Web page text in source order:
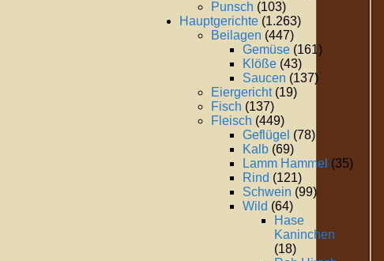
Punsch (103)
Hauptgerichte (1.263)
Beilagen (447)
Gemüse (161)
Klöße (43)
Saucen (137)
Eiergericht(19)
Fisch (137)
Fleisch (449)
Geflügel (78)
Kalb (69)
Lamm Hammel (35)
Rind (121)
Schwein (99)
Wild (64)
Hase
Kaninchen
(18)